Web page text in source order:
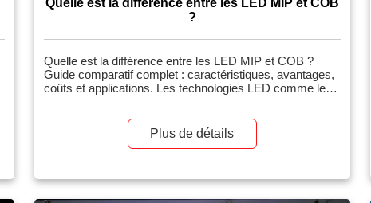
Quelle est la différence entre les LED MIP et COB
?
Quelle est la différence entre les LED MIP et COB ?
Guide comparatif complet : caractéristiques, avantages,
coûts et applications. Les technologies LED comme les
efficacité et leurs performances. Comprendre la
différence entre les LED MIP et COB est essentiel pour
Plus de détails